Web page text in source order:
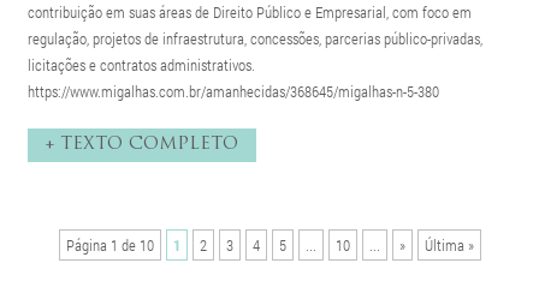
contribuição em suas áreas de Direito Público e Empresarial, com foco em
regulação, projetos de infraestrutura, concessões, parcerias público-privadas,
licitações e contratos administrativos.
https://www.migalhas.com.br/amanhecidas/368645/migalhas-n-5-380
+ TEXTO COMPLETO
Página 1 de 10 1 2 3 4 5 ... 10 ... » Última »